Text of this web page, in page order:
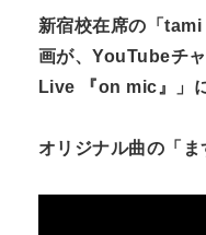
S
T
D
N
新宿校在席の「tami
画が、YouTubeチ
Live 『on mic』」
オリジナル曲の「ま